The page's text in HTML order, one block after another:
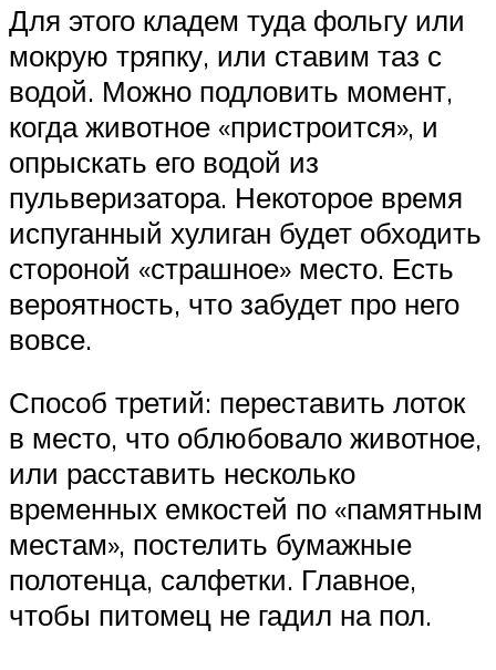
Для этого кладем туда фольгу или
мокрую тряпку, или ставим таз с
водой. Можно подловить момент,
когда животное «пристроится», и
опрыскать его водой из
пульверизатора. Некоторое время
испуганный хулиган будет обходить
стороной «страшное» место. Есть
вероятность, что забудет про него
вовсе.
Способ третий: переставить лоток
в место, что облюбовало животное,
или расставить несколько
временных емкостей по «памятным
местам», постелить бумажные
полотенца, салфетки. Главное,
чтобы питомец не гадил на пол.